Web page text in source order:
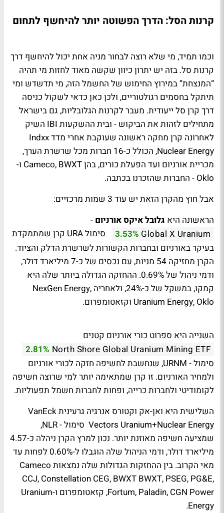
קרנות הסל: הדרך הפשוטה יותר להיחשף לתחום
וכמו תמיד, מי שלא רוצה לבחור מניה אחת יכול להיחשף דרך
קרנות סל. בזה יש יתרון כיוון שקשה מאוד לחזות מי תהיה
“המנצחת” במירוץ החימוש של החשמל הזה, מי תדשדש ומי
תיתקל בחסמים רגולטוריים, ולכן כאן כדאי לשקול כניסה
דרך קרן סל ייעודית. מעבר לקרנות הגלובליות, גם בישראל
מתחילים לזהות את הביקוש - ובית ההשקעות IBI השיק
לאחרונה קרן מחקה ראשונה שעוקבת אחרי מדד Indxx
Nuclear Energy, הכולל כ-16 חברות מכל שרשרת הערך,
מכריית אורניום ועד הפעלת כורים, בהן Cameco, BWXT ו-
Oklo - החברות שהזכרנו בכתבה.
אבל חוץ מהקרן הזאת יש עוד 3 שמות מרכזיים:
הראשונה היא גלובל איקס אורניום -
Global X Uranium
3.53%
סימול URA קרן שמתמקדת
בעיקר באורניום ובחברות הקשורות לשרשרת הדלק והציוד.
הקרן מחזיקה 54 מניות, עם נכסים של כ-7 מיליארד דולר,
ודמי ניהול של 0.69%. ההחזקה הגדולה ביותר שלה היא
קמקו, במשקל של כ-24%, ולאחריה NexGen Energy,
Uranium Energy, Oklo וקזאטומפרום.
השנייה היא ספרוט כורי אורניום קטנים
North Shore Global Uranium Mining ETF
2.81%
סימול - URNM, שנחשבת לחשיפה חזקה לכורי אורניום
ולמחיר האורניום. זו קרן שמתאימה יותר למי שרוצה חשיפה
לקומודיטי ולחברות כרייה, ופחות לחברות חשמל תפעוליות.
השלישית היא ואן-אק וקטורס אנרגיה גרעיניתVanEck
Vectors Uranium+Nuclear Energy
סימול - NLR,
שמציעה חשיפה מאוזנת יותר. נכון למרץ הקרן ניהלה כ-4.57
מיליארד דולר, ודמי הניהול שלה הוגבלו ל-0.60% לפחות עד
מאי הקרוב. בין ההחזקות הגדולות שלה נמצאות Cameco
CCJ, Constellation CEG, BWXT BWXT, PSEG, PG&E,
Fortum, Paladin, CGN Power, קזאטומפרום ו-Uranium
Energy.